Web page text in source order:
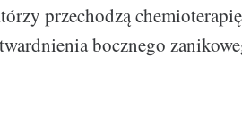
przechodzą
bocznego